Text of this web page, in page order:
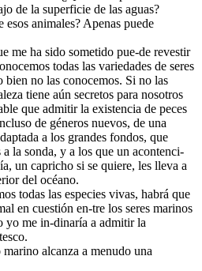
de la superficie de las aguas?
animales? Apenas puede
me ha sido sometido pue-de revestir
todas las variedades de seres
bien no las conocemos. Si no las
tiene aún secretos para nosotros
que admitir la existencia de peces
de géneros nuevos, de una
a los grandes fondos, que
la sonda, y a los que un acontenci-
un capricho si se quiere, les lleva a
del océano.
todas las especies vivas, habrá que
en cuestión en-tre los seres marinos
yo me in-dinaría a admitir la
alcanza a menudo una